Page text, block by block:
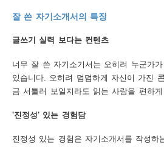
잘 쓴 자기소개서의 특징
글쓰기 실력 보다는 컨텐츠
너무 잘 쓴 자기소기서는 오히려 누군가
있습니다. 오히려 덤덤하게 자신이 가진
금 서툴러 보일지라도 읽는 사람을 편하
'진정성' 있는 경험담
진정성 있는 경험은 자기소개서를 작성하